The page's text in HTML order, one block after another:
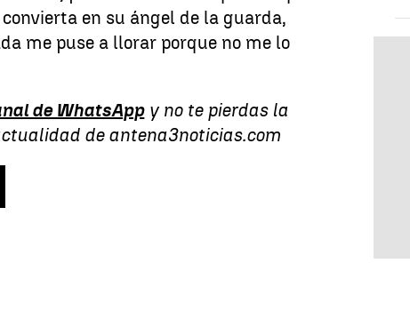
en su ángel de la guarda,
me puse a llorar porque no me lo
de WhatsAppy no te pierdas la
de antena3noticias.com